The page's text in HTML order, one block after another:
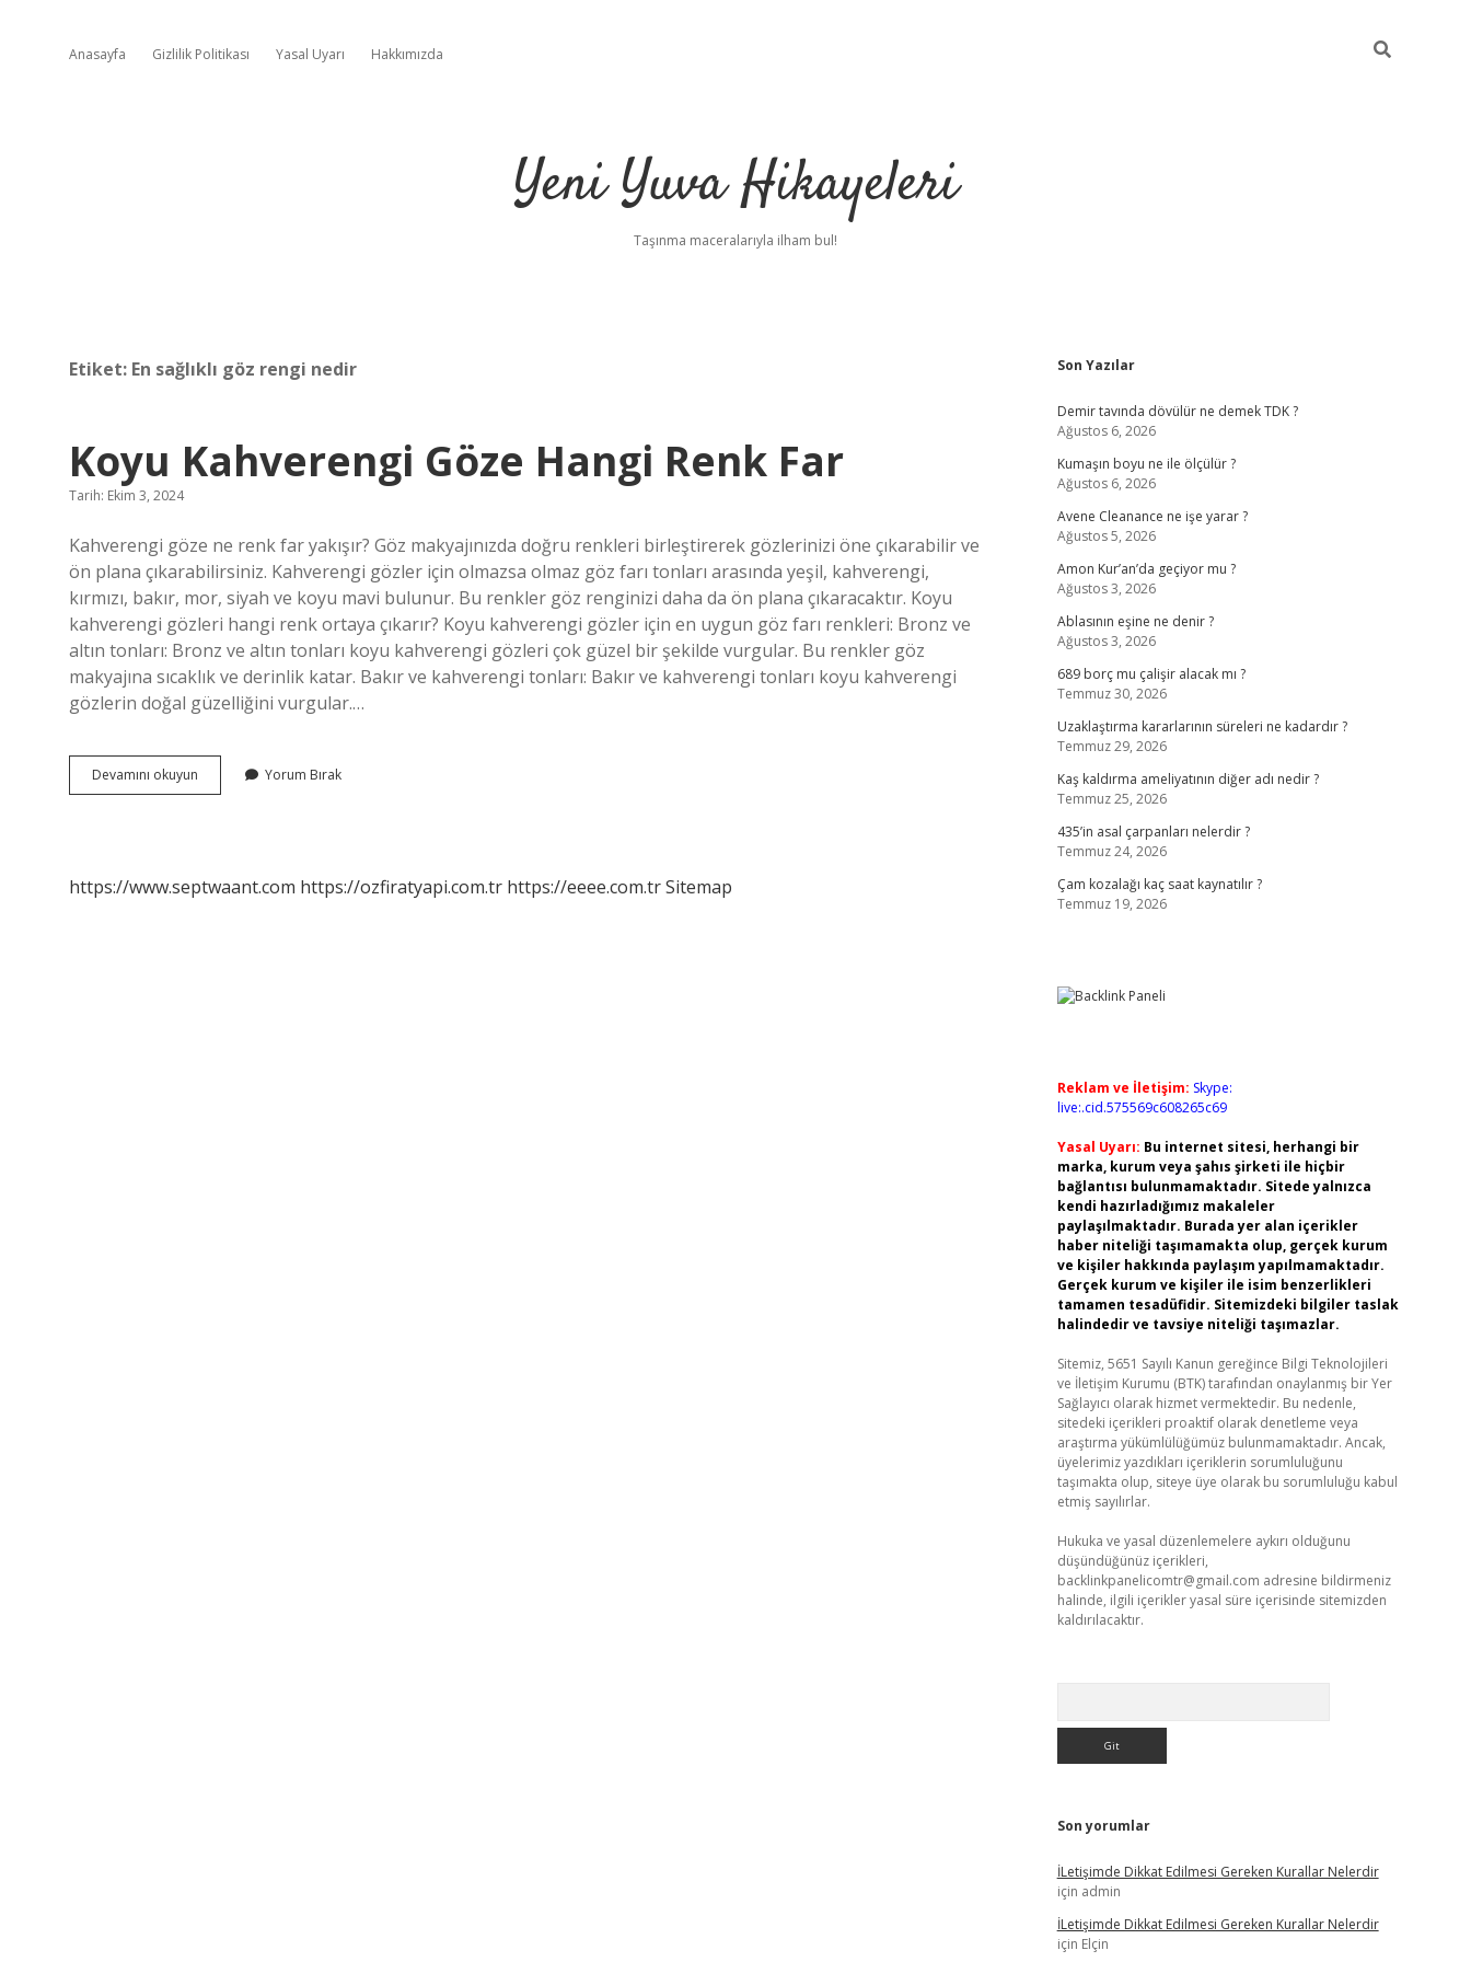
Anasayfa Gizlilik Politikası Yasal Uyarı Hakkımızda
Yeni Yuva Hikayeleri
Taşınma maceralarıyla ilham bul!
Etiket: En sağlıklı göz rengi nedir
Koyu Kahverengi Göze Hangi Renk Far
Tarih: Ekim 3, 2024
Kahverengi göze ne renk far yakışır? Göz makyajınızda doğru renkleri birleştirerek gözlerinizi öne çıkarabilir ve
ön plana çıkarabilirsiniz. Kahverengi gözler için olmazsa olmaz göz farı tonları arasında yeşil, kahverengi,
kırmızı, bakır, mor, siyah ve koyu mavi bulunur. Bu renkler göz renginizi daha da ön plana çıkaracaktır. Koyu
kahverengi gözleri hangi renk ortaya çıkarır? Koyu kahverengi gözler için en uygun göz farı renkleri: Bronz ve
altın tonları: Bronz ve altın tonları koyu kahverengi gözleri çok güzel bir şekilde vurgular. Bu renkler göz
makyajına sıcaklık ve derinlik katar. Bakır ve kahverengi tonları: Bakır ve kahverengi tonları koyu kahverengi
gözlerin doğal güzelliğini vurgular.…
Devamını okuyun
Kahverengi
Yorum Bırak
https://www.septwaant.com https://ozfiratyapi.com.tr https://eeee.com.trSitemap
Sidebar
Son Yazılar
Demir tavında dövülür ne demek TDK ?
Ağustos 6, 2026
Kumaşın boyu ne ile ölçülür ?
Ağustos 6, 2026
Avene Cleanance ne işe yarar ?
Ağustos 5, 2026
Amon Kur’an’da geçiyor mu ?
Ağustos 3, 2026
Ablasının eşine ne denir ?
Ağustos 3, 2026
689 borç mu çalişir alacak mı ?
Temmuz 30, 2026
Uzaklaştırma kararlarının süreleri ne kadardır ?
Temmuz 29, 2026
Kaş kaldırma ameliyatının diğer adı nedir ?
Temmuz 25, 2026
435’in asal çarpanları nelerdir ?
Temmuz 24, 2026
Çam kozalağı kaç saat kaynatılır ?
Temmuz 19, 2026
Reklam ve İletişim: Skype:
live:.cid.575569c608265c69
Yasal Uyarı: Bu internet sitesi, herhangi bir
marka, kurum veya şahıs şirketi ile hiçbir
bağlantısı bulunmamaktadır. Sitede yalnızca
kendi hazırladığımız makaleler
paylaşılmaktadır. Burada yer alan içerikler
haber niteliği taşımamakta olup, gerçek kurum
ve kişiler hakkında paylaşım yapılmamaktadır.
Gerçek kurum ve kişiler ile isim benzerlikleri
tamamen tesadüfidir. Sitemizdeki bilgiler taslak
halindedir ve tavsiye niteliği taşımazlar.
Sitemiz, 5651 Sayılı Kanun gereğince Bilgi Teknolojileri
ve İletişim Kurumu (BTK) tarafından onaylanmış bir Yer
Sağlayıcı olarak hizmet vermektedir. Bu nedenle,
sitedeki içerikleri proaktif olarak denetleme veya
araştırma yükümlülüğümüz bulunmamaktadır. Ancak,
üyelerimiz yazdıkları içeriklerin sorumluluğunu
taşımakta olup, siteye üye olarak bu sorumluluğu kabul
etmiş sayılırlar.
Hukuka ve yasal düzenlemelere aykırı olduğunu
düşündüğünüz içerikleri,
backlinkpanelicomtr@gmail.com adresine bildirmeniz
halinde, ilgili içerikler yasal süre içerisinde sitemizden
kaldırılacaktır.
Son yorumlar
İLetişimde Dikkat Edilmesi Gereken Kurallar Nelerdir
için admin
İLetişimde Dikkat Edilmesi Gereken Kurallar Nelerdir
için Elçin
hiltonbetBetexper giriş adresi